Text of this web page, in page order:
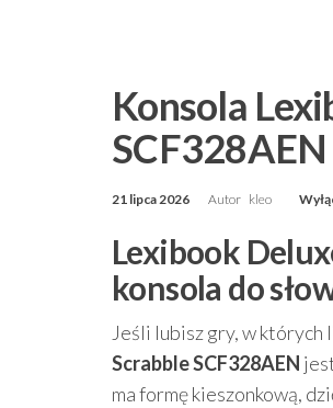
Konsola
SCF328AEN
21 lipca 2026 Autor kleo
Lexibook
konsola do
Jeśli lubisz gry, w których
Scrabble SCF328AEN
ma formę kieszonkową,